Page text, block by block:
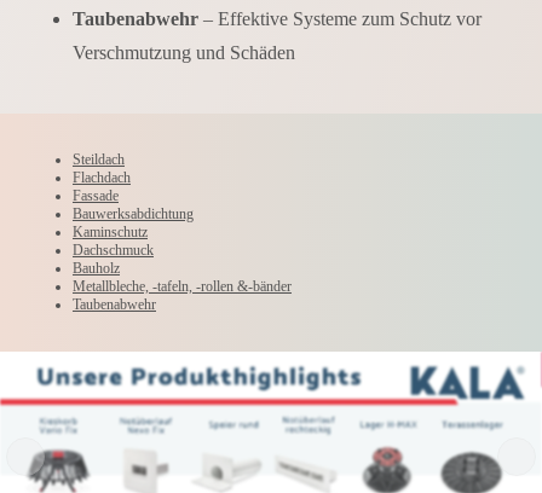
Taubenabwehr – Effektive Systeme zum Schutz vor
Verschmutzung und Schäden
Steildach
Flachdach
Fassade
Bauwerksabdichtung
Kaminschutz
Dachschmuck
Bauholz
Metallbleche, -tafeln, -rollen &-bänder
Taubenabwehr